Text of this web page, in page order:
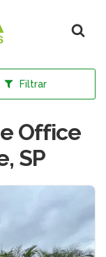
Filtrar
Office
SP